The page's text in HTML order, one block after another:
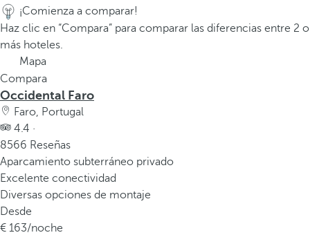
v
e
a
n
a
e
m
e
r
g
e
n
¡Comienza a comparar!
Haz clic en “Compara” para comparar las diferencias entre 2 o
más hoteles.
Mapa
Compara
Occidental Faro
Faro, Portugal
4.4 ·
8566 Reseñas
Aparcamiento subterráneo privado
Excelente conectividad
Diversas opciones de montaje
Desde
163/noche